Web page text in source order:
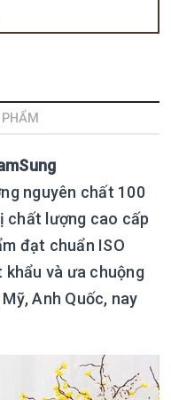
nguyên chất 100
chất lượng cao cấp
đạt chuẩn ISO
khẩu và ưa chuộng
Anh Quốc, nay